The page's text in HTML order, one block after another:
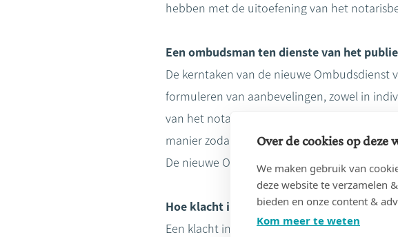
hebben met de uitoefening van het
Een ombudsman ten dienste van het
De kerntaken van de nieuwe
formuleren van aanbevelingen, zowel in
van het notariaat nog verder worden
manier zodat de burger zich optimaal
De nieuwe Ombudsdienst is trouwens erkend
Hoe klacht indienen?
Een klacht indienen is eenvoudig en kan
Over de cookies op deze
We maken gebruik van
deze website te verzamelen
bieden en onze content &
Kom meer te weten